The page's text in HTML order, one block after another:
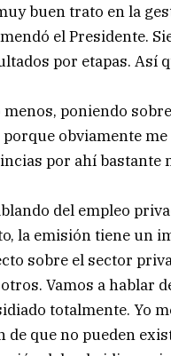
buen trato en la
el Presidente.
por etapas. Así
poniendo
obviamente
por ahí bastante
del empleo
la emisión tiene un
sobre el sector
Vamos a hablar
totalmente. Yo
que no pueden